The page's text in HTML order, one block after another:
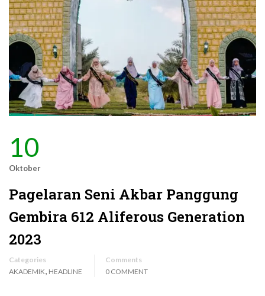
10
Oktober
Pagelaran Seni Akbar Panggung
Gembira 612 Aliferous Generation
2023
Categories
AKADEMIK, HEADLINE
Comments
0 COMMENT